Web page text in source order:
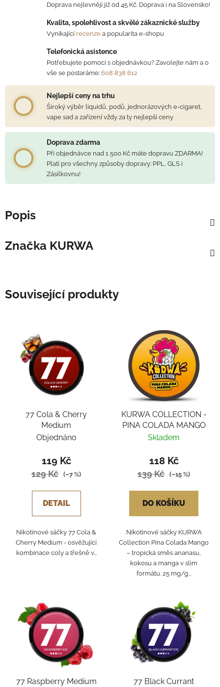
Doprava nejlevněji již od 45 Kč. Doprava i na Slovensko!
Kvalita, spolehlivost a skvělé zákaznické služby
Vynikající recenze a popularita e-shopu
Telefonická asistence
Potřebujete pomoci s objednávkou? Zavolejte nám a o
vše se postaráme: 608 838 612
Nejlepší ceny na trhu
Široký výběr liquidů, podů, jednorázových e-cigaret,
vape sad a zařízení vždy za ty nejlepší ceny
Doprava zdarma
Při objednávce nad 1 500 Kč máte dopravu ZDARMA!
Platí pro všechny způsoby dopravy: PPL, GLS i
Zásilkovnu!
Popis
Značka KURWA
Související produkty
77 Cola & Cherry
Medium
Objednáno
119 Kč
129 Kč (–7 %)
DETAIL
Nikotinové sáčky 77 Cola &
Cherry Medium - osvěžující
kombinace coly a třešně v...
KURWA COLLECTION -
PINA COLADA MANGO
Skladem
118 Kč
139 Kč (–15 %)
DO KOŠÍKU
Nikotinové sáčky KURWA
Collection Pina Colada Mango
– tropická směs ananasu,
kokosu a manga v slim
formátu. 25 mg/g...
77 Raspberry Medium
77 Black Currant